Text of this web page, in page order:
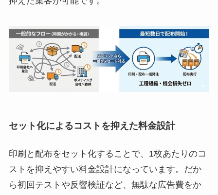
セット化によるコストを抑えた料金設計
印刷と配布をセット化することで、1枚あたりのコ
ストを抑えやすい料金設計になっています。だか
ら初回テストや反響検証など、無駄な広告費をか